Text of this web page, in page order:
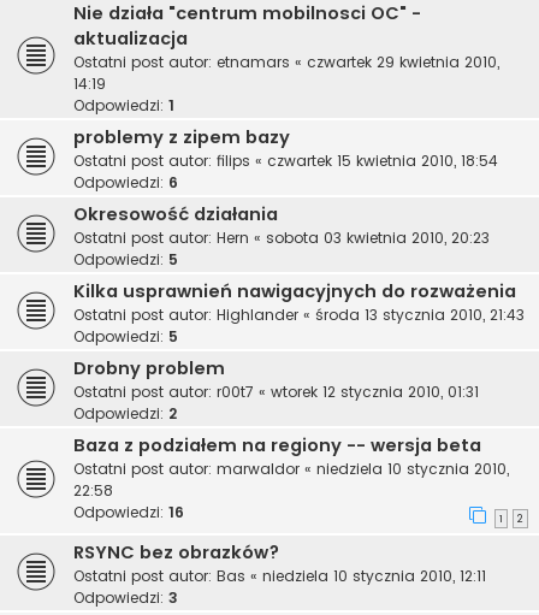
Nie działa "centrum mobilnosci OC" -
aktualizacja
Ostatni post autor: etnamars « czwartek 29 kwietnia 2010,
14:19
Odpowiedzi: 1
problemy z zipem bazy
Ostatni post autor: filips « czwartek 15 kwietnia 2010, 18:54
Odpowiedzi: 6
Okresowość działania
Ostatni post autor: Hern « sobota 03 kwietnia 2010, 20:23
Odpowiedzi: 5
Kilka usprawnień nawigacyjnych do rozważenia
Ostatni post autor: Highlander « środa 13 stycznia 2010, 21:43
Odpowiedzi: 5
Drobny problem
Ostatni post autor: r00t7 « wtorek 12 stycznia 2010, 01:31
Odpowiedzi: 2
Baza z podziałem na regiony -- wersja beta
Ostatni post autor: marwaldor « niedziela 10 stycznia 2010,
22:58
Odpowiedzi: 16 1 2
RSYNC bez obrazków?
Ostatni post autor: Bas « niedziela 10 stycznia 2010, 12:11
Odpowiedzi: 3